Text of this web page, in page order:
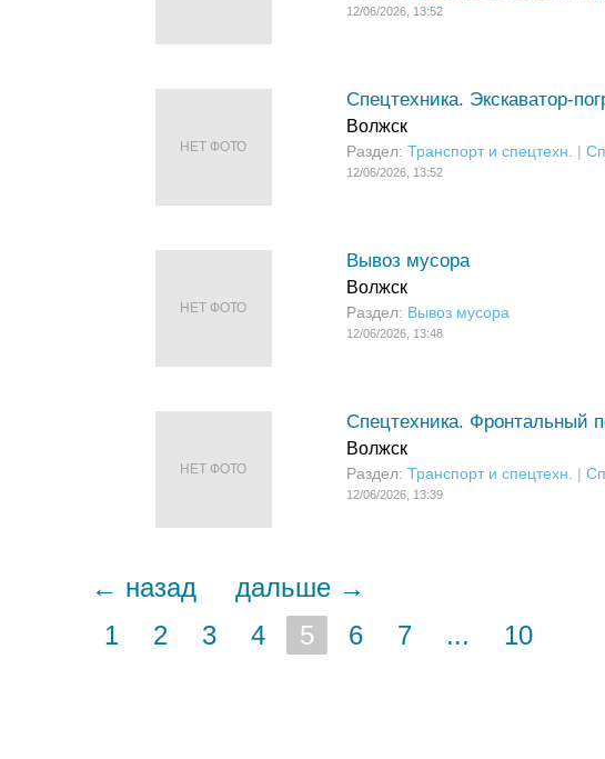
12/06/2026, 13:52
НЕТ ФОТО
Спецтехника. Экскаватор-
Волжск
Раздел: Транспорт и спецтехн. |
12/06/2026, 13:52
НЕТ ФОТО
Вывоз мусора
Волжск
Раздел: Вывоз мусора
12/06/2026, 13:48
НЕТ ФОТО
Спецтехника. Фронтальный
Волжск
Раздел: Транспорт и спецтехн. |
12/06/2026, 13:39
← назад
дальше →
1
2 3 4 5 6 7 ... 10